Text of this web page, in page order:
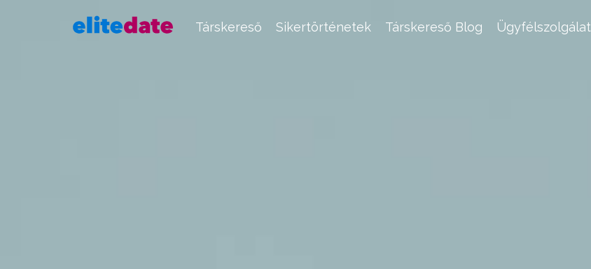
Társkereső Sikertörténetek Társkereső Blog Ügyfélszolgálat